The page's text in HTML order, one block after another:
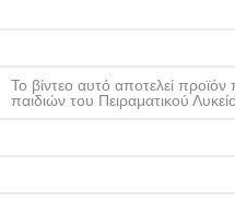
Το βίντεο αυτό αποτελεί προϊόν
παιδιών του Πειραματικού